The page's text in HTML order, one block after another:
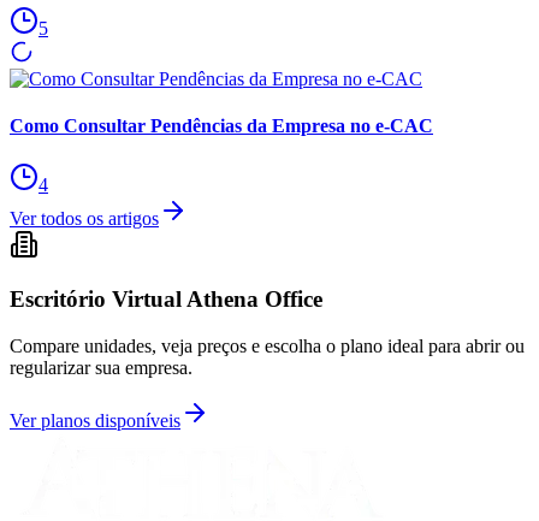
5
Como Consultar Pendências da Empresa no e-CAC
4
Ver todos os artigos
Escritório Virtual Athena Office
Compare unidades, veja preços e escolha o plano ideal para abrir ou
regularizar sua empresa.
Ver planos disponíveis